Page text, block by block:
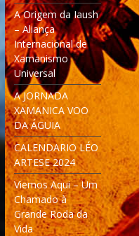
A Origem da Iaush
– Aliança
Internacional de
Xamanismo
Universal
A JORNADA
XAMANICA VOO
DA ÁGUIA
CALENDARIO LÉO
ARTESE 2024
Viemos Aqui – Um
Chamado à
Grande Roda da
Vida